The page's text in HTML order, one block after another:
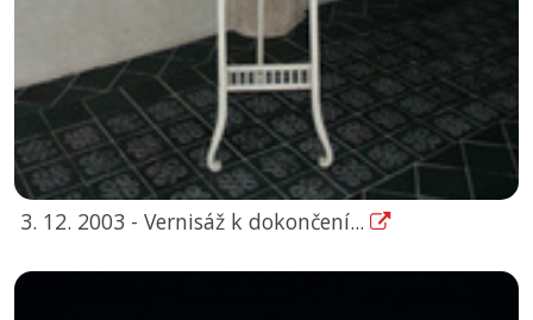
3. 12. 2003 - Vernisáž k dokončení...